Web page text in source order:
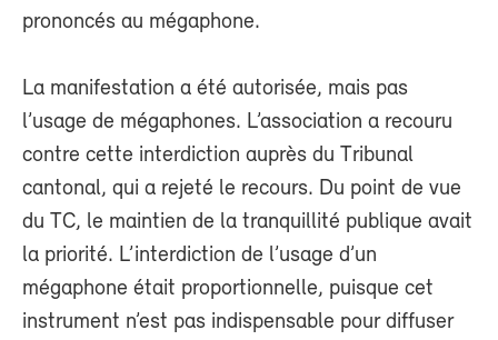
prononcés au mégaphone.
La manifestation a été autorisée, mais pas
l’usage de mégaphones. L’association a recouru
contre cette interdiction auprès du Tribunal
cantonal, qui a rejeté le recours. Du point de vue
du TC, le maintien de la tranquillité publique avait
la priorité. L’interdiction de l’usage d’un
mégaphone était proportionnelle, puisque cet
instrument n’est pas indispensable pour diffuser